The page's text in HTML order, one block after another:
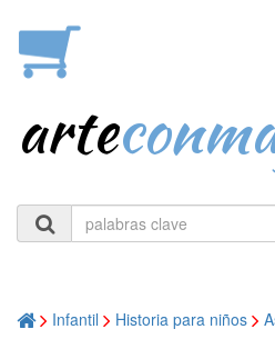
arte
Infantil
Historia para niños